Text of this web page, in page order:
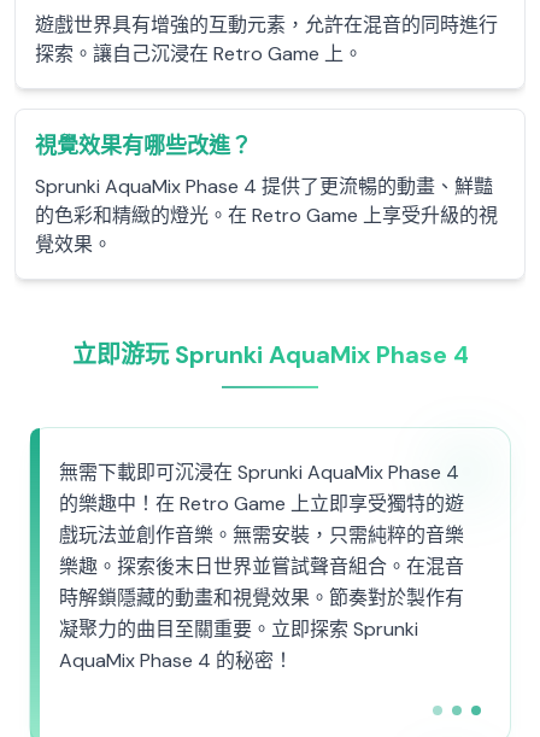
遊戲世界具有增強的互動元素，允許在混音的同時進行
探索。讓自己沉浸在 Retro Game 上。
視覺效果有哪些改進？
Sprunki AquaMix Phase 4 提供了更流暢的動畫、鮮豔
的色彩和精緻的燈光。在 Retro Game 上享受升級的視
覺效果。
立即游玩 Sprunki AquaMix Phase 4
無需下載即可沉浸在 Sprunki AquaMix Phase 4
的樂趣中！在 Retro Game 上立即享受獨特的遊
戲玩法並創作音樂。無需安裝，只需純粹的音樂
樂趣。探索後末日世界並嘗試聲音組合。在混音
時解鎖隱藏的動畫和視覺效果。節奏對於製作有
凝聚力的曲目至關重要。立即探索 Sprunki
AquaMix Phase 4 的秘密！